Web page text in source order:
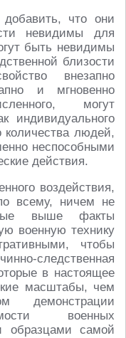
что они
невидимы для
быть невидимы
близости
внезапно
и мгновенно
могут
индивидуального
количества людей,
неспособными
действия.
воздействия,
всему, ничем не
выше факты
военную технику
чтобы
следственная
в настоящее
масштабы, чем
демонстрации
военных
самой